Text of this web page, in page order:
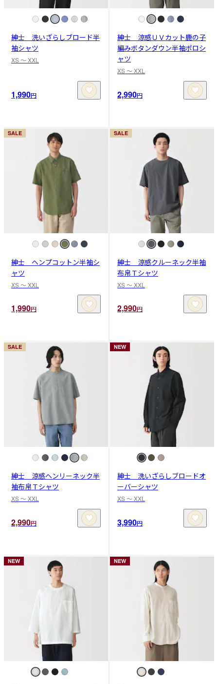
紳士 洗いざらしブロード半
袖シャツ
XS 〜 XXL
1,990円
紳士 涼感ＵＶカット鹿の子
編みボタンダウン半袖ポロシ
ャツ
XS 〜 XXL
2,990円
SALE
紳士 ヘンプコットン半袖シ
ャツ
XS 〜 XXL
1,990円
SALE
紳士 涼感クルーネック半袖
布帛Ｔシャツ
XS 〜 XXL
2,990円
SALE
紳士 涼感ヘンリーネック半
袖布帛Ｔシャツ
XS 〜 XXL
2,990円
NEW
紳士 洗いざらしブロードオ
ーバーシャツ
XS 〜 XXL
3,990円
NEW NEW